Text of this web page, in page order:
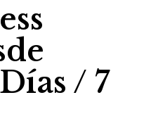
/ 7